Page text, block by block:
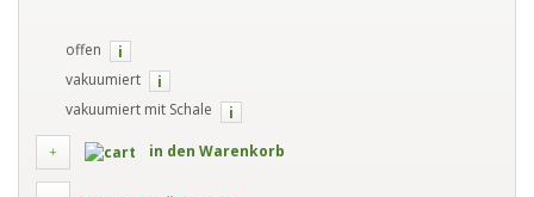
offen
i
vakuumiert
i
vakuumiert mit Schale
i
in den Warenkorb